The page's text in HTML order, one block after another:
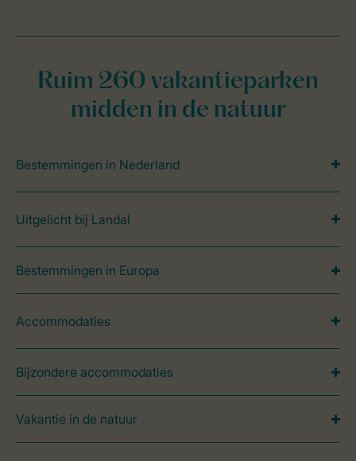
Ruim 260 vakantieparken
midden in de natuur
Bestemmingen in Nederland
Uitgelicht bij Landal
Bestemmingen in Europa
Accommodaties
Bijzondere accommodaties
Vakantie in de natuur